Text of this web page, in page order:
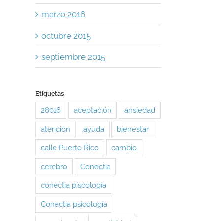
marzo 2016
octubre 2015
septiembre 2015
Etiquetas
28016 aceptación ansiedad
atención ayuda bienestar
calle Puerto Rico cambio
cerebro Conectia
conectia piscología
Conectia psicología